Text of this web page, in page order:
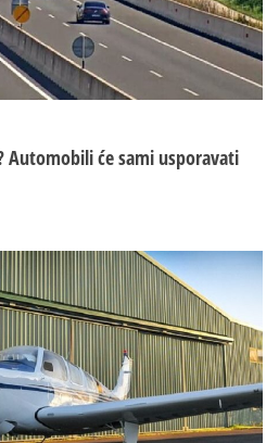
Automobili će sami usporavati